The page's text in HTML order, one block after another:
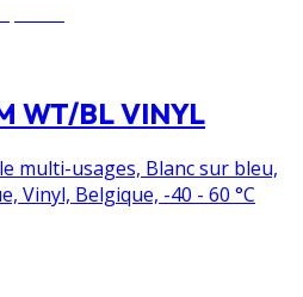
WT/BL VINYL
multi-usages, Blanc sur bleu,
Vinyl, Belgique, -40 - 60 °C